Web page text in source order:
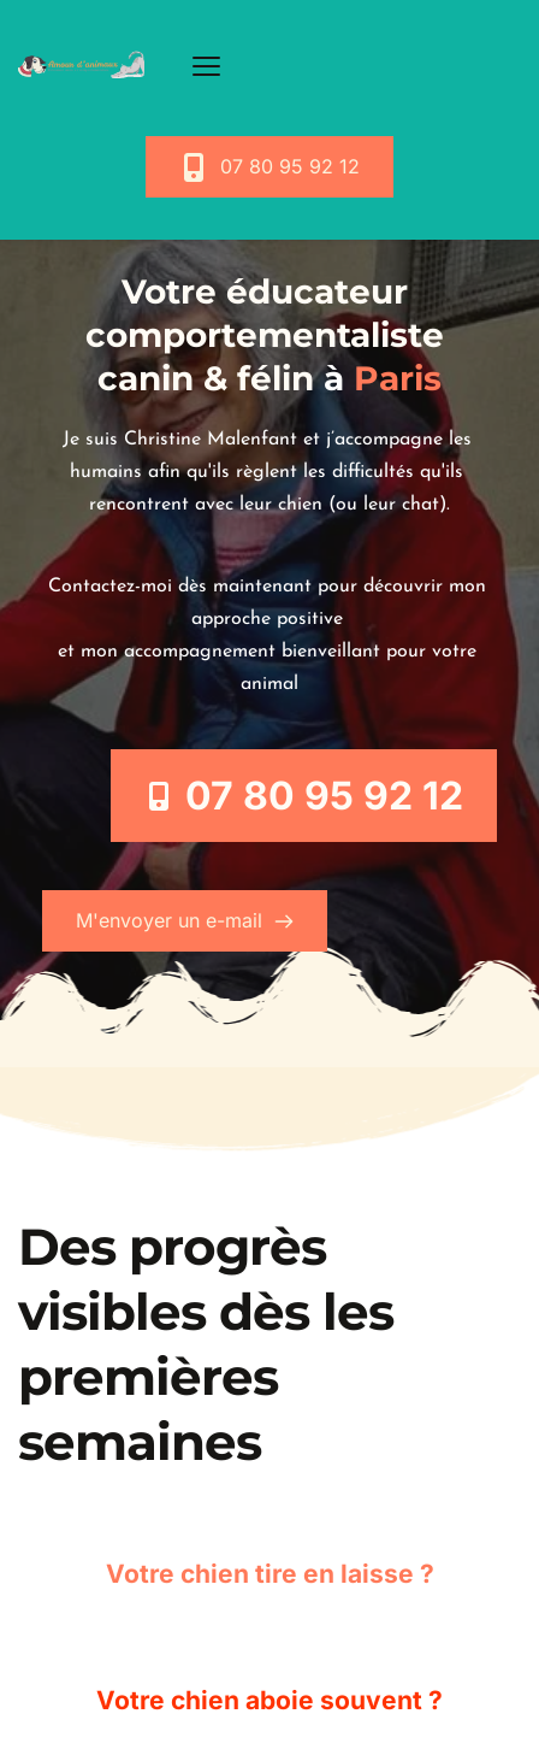
07 80 95 92 12
Votre éducateur
comportementaliste
canin & félin à Paris
Je suis Christine Malenfant et j’accompagne les
humains afin qu'ils règlent les difficultés qu'ils
rencontrent avec leur chien (ou leur chat).
Contactez-moi dès maintenant pour découvrir mon
approche positive
et mon accompagnement bienveillant pour votre
animal
07 80 95 92 12
M'envoyer un e-mail
Des progrès
visibles dès les
premières
semaines
Votre chien tire en laisse ?
Votre chien aboie souvent ?